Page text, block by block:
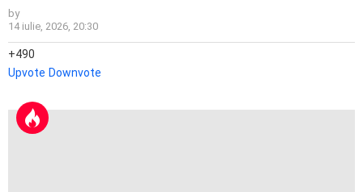
by
14 iulie, 2026, 20:30
490
Upvote Downvote